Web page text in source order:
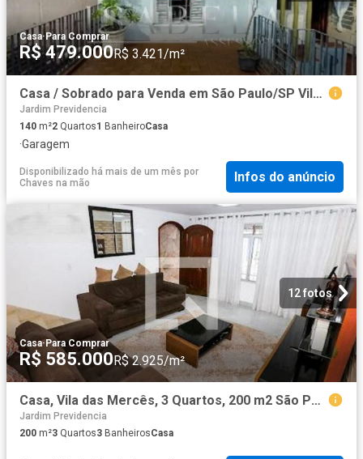
Casa·Para Comprar
R$ 479.000R$ 3.421/m²
Casa / Sobrado para Venda em São Paulo/SP Vila Brasilina 2 Quartos
Jardim Previdencia
140 m²2 Quartos1 BanheiroCasa
·Garagem
Disponibilizado há mais de um mês por
Chaves na mão
Infos do anúncio
12 fotos
Casa· Para Comprar
R$ 585.000 R$ 2.925/m²
Casa, Vila das Mercês, 3 Quartos, 200 m2 São Paulo
Jardim Previdencia
200 m²3 Quartos3 BanheirosCasa